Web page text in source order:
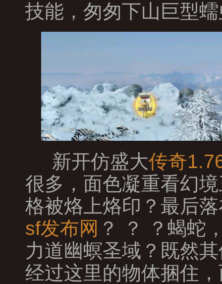
技能，匆匆下山巨型
新开仿盛大传奇
很多，面色凝重看幻
格被烙上烙印？最后
sf发布网 ？ ？ ？蝎蛇
力道幽螟圣域？既然
经过这里的物体捆住